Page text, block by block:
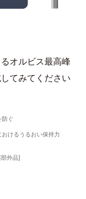
オルビス最高峰
てみてください
ぐ
けるうるおい保持力
外品]